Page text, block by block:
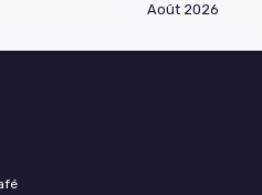
Août 2026